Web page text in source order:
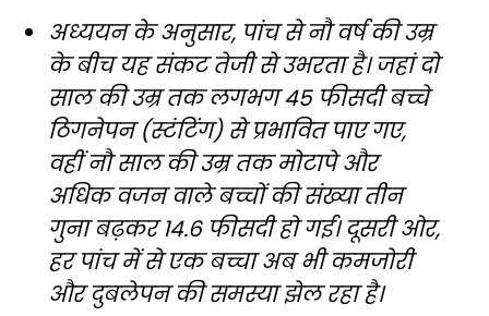
अध्ययन के अनुसार, पांच से नौ वर्ष की उम्र
के बीच यह संकट तेजी से उभरता है। जहां दो
साल की उम्र तक लगभग 45 फीसदी बच्चे
ठिगनेपन (स्टंटिंग) से प्रभावित पाए गए,
वहीं नौ साल की उम्र तक मोटापे और
अधिक वजन वाले बच्चों की संख्या तीन
गुना बढ़कर 14.6 फीसदी हो गई। दूसरी ओर,
हर पांच में से एक बच्चा अब भी कमजोरी
और दुबलेपन की समस्या झेल रहा है।